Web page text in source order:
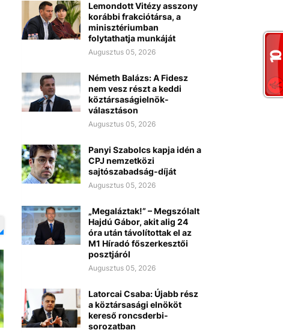
Lemondott Vitézy asszony
korábbi frakciótársa, a
minisztériumban
folytathatja munkáját
Augusztus 05, 2026
Németh Balázs: A Fidesz
nem vesz részt a keddi
köztársaságielnök-
választáson
Augusztus 05, 2026
Panyi Szabolcs kapja idén a
CPJ nemzetközi
sajtószabadság-díját
Augusztus 05, 2026
„Megaláztak!” – Megszólalt
Hajdú Gábor, akit alig 24
óra után távolítottak el az
M1 Híradó főszerkesztői
posztjáról
Augusztus 05, 2026
Latorcai Csaba: Újabb rész
a köztársasági elnököt
kereső roncsderbi-
sorozatban